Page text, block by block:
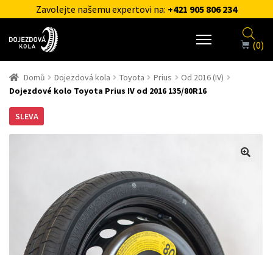
Zavolejte našemu expertovi na: +421 905 806 234
(0)
Domů Dojezdová kola Toyota Prius
Od 2016 (IV)
Dojezdové kolo Toyota Prius IV od 2016 135/80R16
SLEVA